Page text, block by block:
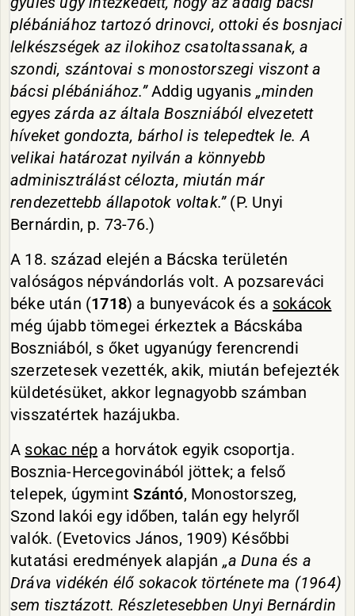
plébániához tartozó drinovci, ottoki és bosnjaci
lelkészségek az ilokihoz csatoltassanak, a
szondi, szántovai s monostorszegi viszont a
bácsi plébániához.”Addig ugyanis „minden
egyes zárda az általa Boszniából elvezetett
híveket gondozta, bárhol is telepedtek le. A
velikai határozat nyilván a könnyebb
adminisztrálást célozta, miután már
rendezettebb állapotok voltak.”(P. Unyi
Bernárdin, p. 73-76.)
A 18. század elején a Bácska területén
valóságos népvándorlás volt. A pozsareváci
béke után (1718) a bunyevácok és a sokácok
még újabb tömegei érkeztek a Bácskába
Boszniából, s őket ugyanúgy ferencrendi
szerzetesek vezették, akik, miután befejezték
küldetésüket, akkor legnagyobb számban
visszatértek hazájukba.
A sokac nép a horvátok egyik csoportja.
Bosznia-Hercegovinából jöttek; a felső
telepek, úgymintSzántó, Monostorszeg,
Szond lakói egy időben, talán egy helyről
valók. (Evetovics János, 1909) Későbbi
kutatási eredmények alapján „a Duna és a
Dráva vidékén élő sokacok története ma (1964)
sem tisztázott. Részletesebben Unyi Bernárdin